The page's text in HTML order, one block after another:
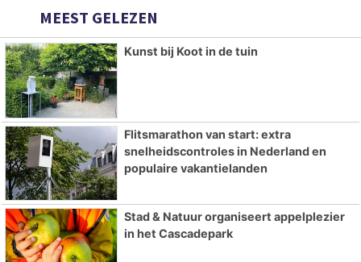
MEEST GELEZEN
Kunst bij Koot in de tuin
Flitsmarathon van start: extra
snelheidscontroles in Nederland en
populaire vakantielanden
Stad & Natuur organiseert appelplezier
in het Cascadepark